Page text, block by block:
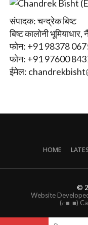
संपादक: चन्द्रेक बिष्ट
बिष्ट कालोनी भूमियाधार,
फोन: +91 98378
फोन: +91 97600
ईमेल:
HOME
©
Website
(⌐■_■)